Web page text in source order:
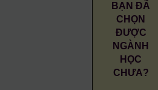
BẠN ĐÃ
CHỌN
ĐƯỢC
NGÀNH
HỌC
CHƯA?